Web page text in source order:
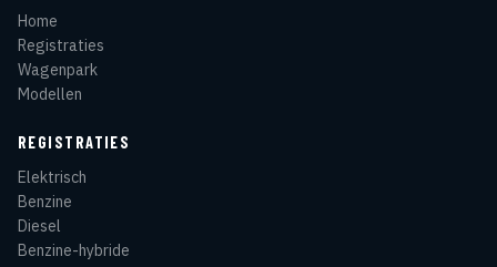
Home
Registraties
Wagenpark
Modellen
REGISTRATIES
Elektrisch
Benzine
Diesel
Benzine-hybride